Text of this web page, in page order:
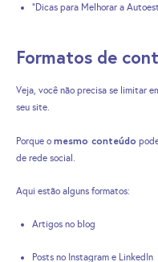
“Dicas para Melhorar a
Formatos de
Veja, você não precisa se limitar
seu site.
Porque o mesmo conteúdo
de rede social.
Aqui estão alguns formatos:
Artigos no blog
Posts no Instagram e LinkedIn